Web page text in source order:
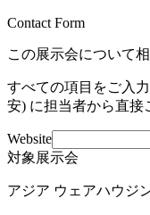
Contact Form
この展示会について
すべての項目をご入
安) に担当者から直接
Website
対象展示会
アジア ウェアハウジ